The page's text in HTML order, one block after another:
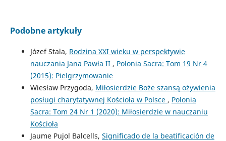
Podobne artykuły
Józef Stala, Rodzina XXI wieku w perspektywie
nauczania Jana Pawła II , Polonia Sacra: Tom 19 Nr 4
(2015): Pielgrzymowanie
Wiesław Przygoda, Miłosierdzie Boże szansą ożywienia
posługi charytatywnej Kościoła w Polsce , Polonia
Sacra: Tom 24 Nr 1 (2020): Miłosierdzie w nauczaniu
Kościoła
Jaume Pujol Balcells, Significado de la beatificación de